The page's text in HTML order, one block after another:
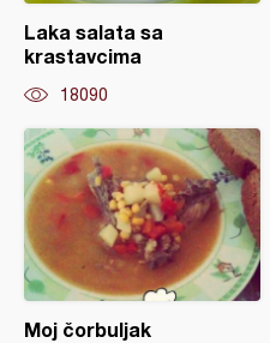
Laka salata sa
krastavcima
18090
Moj čorbuljak